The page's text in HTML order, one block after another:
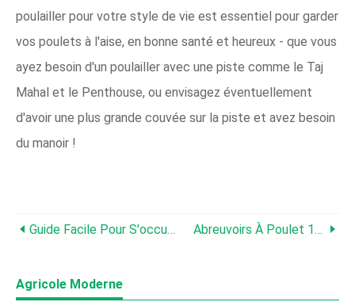
poulailler pour votre style de vie est essentiel pour garder
vos poulets à l'aise, en bonne santé et heureux - que vous
ayez besoin d'un poulailler avec une piste comme le Taj
Mahal et le Penthouse, ou envisagez éventuellement
d'avoir une plus grande couvée sur la piste et avez besoin
du manoir !
Guide Facile Pour S'occuper De Vos Poulets Pendant Vos Vacances Abreuvoirs À Poulet 101 :ce Que Vous Devez Savoir
Agricole Moderne